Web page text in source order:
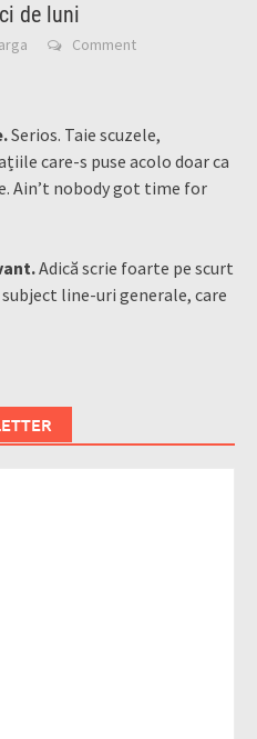
de luni
Comment
Serios. Taie scuzele,
care-s puse acolo doar ca
Ain’t nobody got time for
Adică scrie foarte pe scurt
line-uri generale, care